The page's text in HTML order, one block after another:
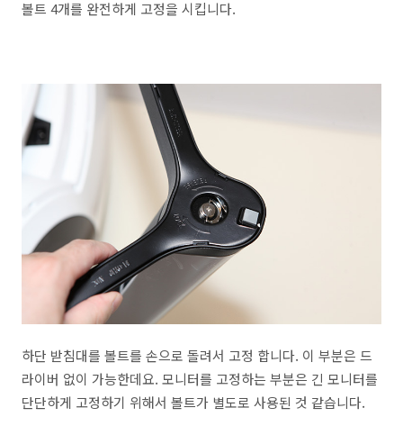
볼트 4개를 완전하게 고정을 시킵니다.
하단 받침대를 볼트를 손으로 돌려서 고정 합니다. 이 부분은 드
라이버 없이 가능한데요. 모니터를 고정하는 부분은 긴 모니터를
단단하게 고정하기 위해서 볼트가 별도로 사용된 것 같습니다.